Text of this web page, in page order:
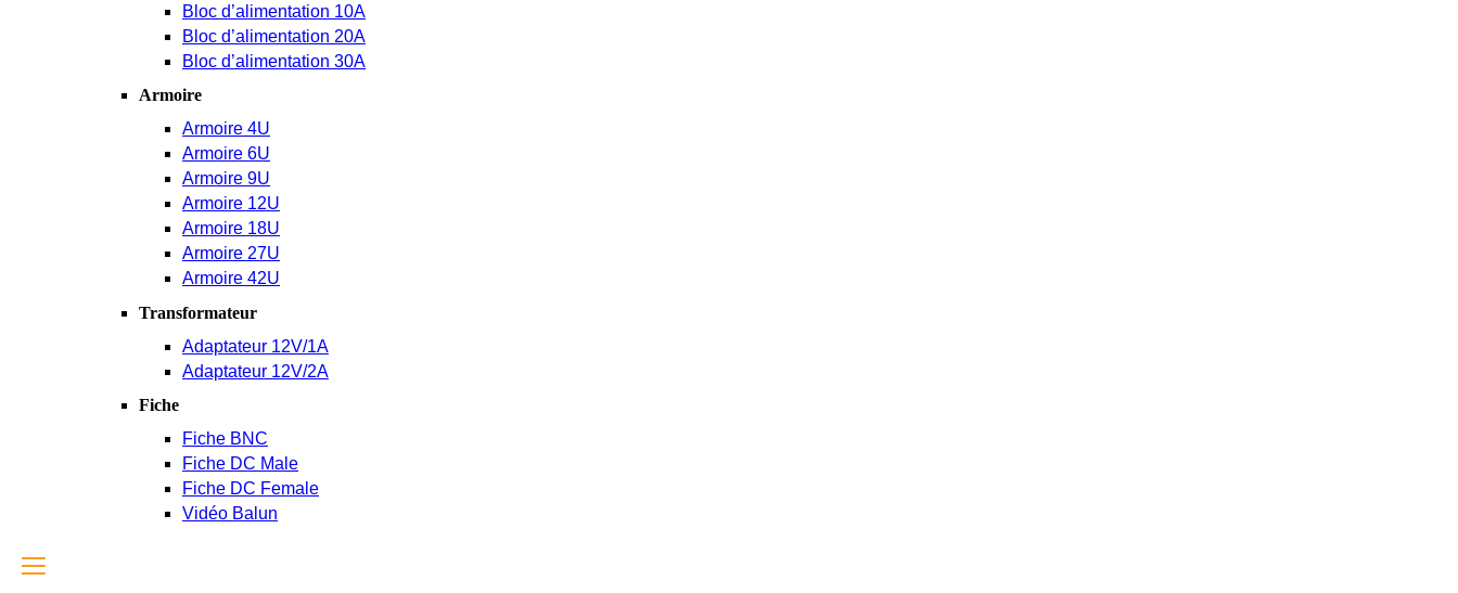
Bloc d’alimentation 10A
Bloc d’alimentation 20A
Bloc d’alimentation 30A
Armoire
Armoire 4U
Armoire 6U
Armoire 9U
Armoire 12U
Armoire 18U
Armoire 27U
Armoire 42U
Transformateur
Adaptateur 12V/1A
Adaptateur 12V/2A
Fiche
Fiche BNC
Fiche DC Male
Fiche DC Female
Vidéo Balun